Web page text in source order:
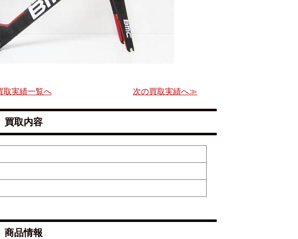
取実績一覧へ 次の買取実績へ≫
買取内容
商品情報